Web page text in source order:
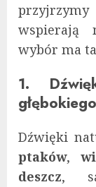
wspierają
wybór ma
1.
Dźwięki
ptaków,
deszcz,